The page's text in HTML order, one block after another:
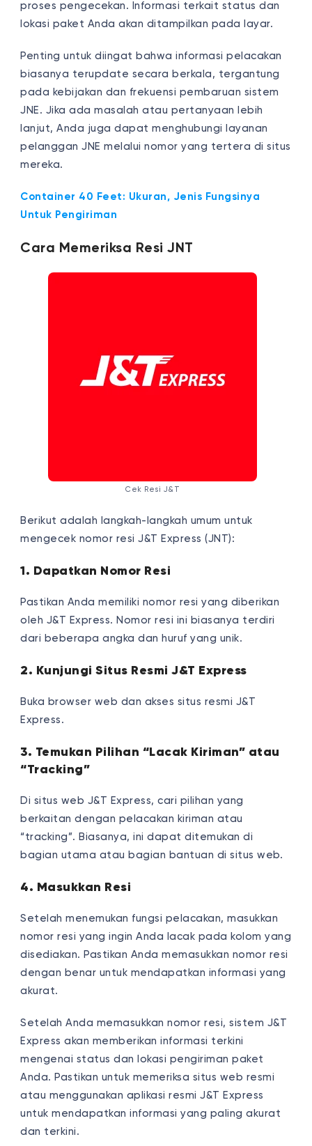
proses pengecekan. Informasi terkait status dan
lokasi paket Anda akan ditampilkan pada layar.
Penting untuk diingat bahwa informasi pelacakan
biasanya terupdate secara berkala, tergantung
pada kebijakan dan frekuensi pembaruan sistem
JNE. Jika ada masalah atau pertanyaan lebih
lanjut, Anda juga dapat menghubungi layanan
pelanggan JNE melalui nomor yang tertera di situs
mereka.
Container 40 Feet: Ukuran, Jenis Fungsinya
Untuk Pengiriman
Cara Memeriksa ResiJNT
Cek Resi J&T
Berikut adalah langkah-langkah umum untuk
mengecek nomor resi J&T Express (JNT):
1. Dapatkan Nomor Resi
Pastikan Anda memiliki nomor resi yang diberikan
oleh J&T Express. Nomor resi ini biasanya terdiri
dari beberapa angka dan huruf yang unik.
2. Kunjungi Situs Resmi J&T Express
Buka browser web dan akses situs resmi J&T
Express.
3. Temukan Pilihan “Lacak Kiriman” atau
“Tracking”
Di situs web J&T Express, cari pilihan yang
berkaitan dengan pelacakan kiriman atau
“tracking”. Biasanya, ini dapat ditemukan di
bagian utama atau bagian bantuan di situs web.
4. Masukkan Resi
Setelah menemukan fungsi pelacakan, masukkan
nomor resi yang ingin Anda lacak pada kolom yang
disediakan. Pastikan Anda memasukkan nomor resi
dengan benar untuk mendapatkan informasi yang
akurat.
Setelah Anda memasukkan nomor resi, sistem J&T
Express akan memberikan informasi terkini
mengenai status dan lokasi pengiriman paket
Anda. Pastikan untuk memeriksa situs web resmi
atau menggunakan aplikasi resmi J&T Express
untuk mendapatkan informasi yang paling akurat
dan terkini.